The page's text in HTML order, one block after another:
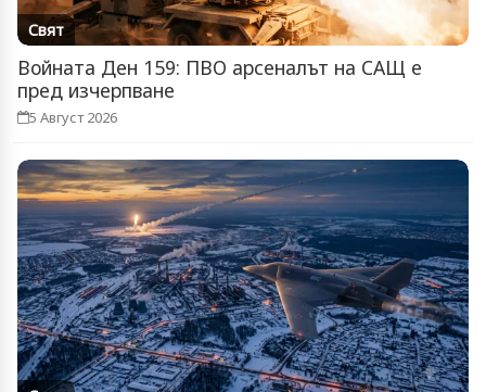
Свят
Войната Ден 159: ПВО арсеналът на САЩ е
пред изчерпване
5 Август 2026